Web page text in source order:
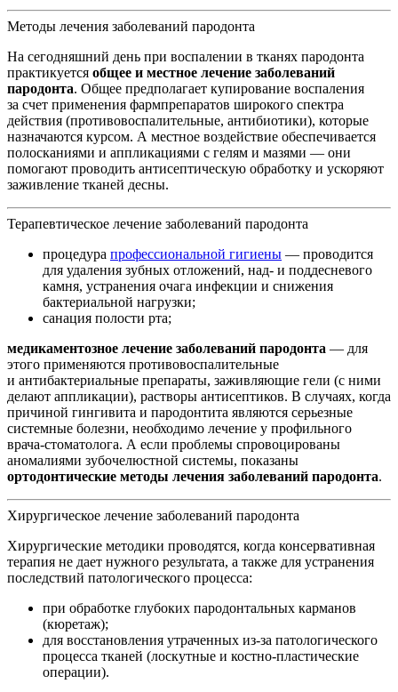
Методы лечения заболеваний пародонта
На сегодняшний день при воспалении в тканях пародонта
практикуется общее и местное лечение заболеваний
пародонта. Общее предполагает купирование воспаления
за счет применения фармпрепаратов широкого спектра
действия (противовоспалительные, антибиотики), которые
назначаются курсом. А местное воздействие обеспечивается
полосканиями и аппликациями с гелям и мазями — они
помогают проводить антисептическую обработку и ускоряют
заживление тканей десны.
Терапевтическое лечение заболеваний пародонта
процедура профессиональной гигиены — проводится
для удаления зубных отложений, над- и поддесневого
камня, устранения очага инфекции и снижения
бактериальной нагрузки;
санация полости рта;
медикаментозное лечение заболеваний пародонта — для
этого применяются противовоспалительные
и антибактериальные препараты, заживляющие гели (с ними
делают аппликации), растворы антисептиков. В случаях, когда
причиной гингивита и пародонтита являются серьезные
системные болезни, необходимо лечение у профильного
врача-стоматолога. А если проблемы спровоцированы
аномалиями зубочелюстной системы, показаны
ортодонтические методы лечения заболеваний пародонта.
Хирургическое лечение заболеваний пародонта
Хирургические методики проводятся, когда консервативная
терапия не дает нужного результата, а также для устранения
последствий патологического процесса:
при обработке глубоких пародонтальных карманов
(кюретаж);
для восстановления утраченных из-за патологического
процесса тканей (лоскутные и костно-пластические
операции).